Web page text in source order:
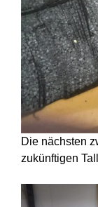
Die nächsten
zukünftigen